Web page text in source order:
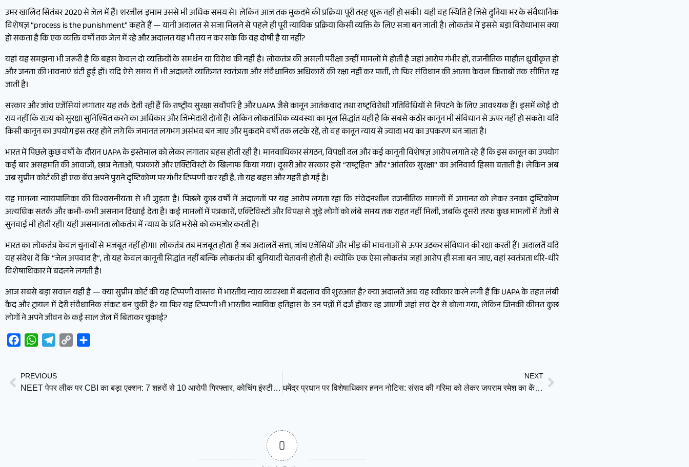
उमर खालिद सितंबर 2020 से जेल में हैं। शरजील इमाम उससे भी अधिक समय से। लेकिन आज तक मुकदमे की प्रक्रिया पूरी तरह शुरू नहीं हो सकी। यही वह स्थिति है जिसे दुनिया भर के संवैधानिक
विशेषज्ञ “process is the punishment” कहते हैं — यानी अदालत से सजा मिलने से पहले ही पूरी न्यायिक प्रक्रिया किसी व्यक्ति के लिए सजा बन जाती है। लोकतंत्र में इससे बड़ा विरोधाभास क्या
हो सकता है कि एक व्यक्ति वर्षों तक जेल में रहे और अदालत यह भी तय न कर सके कि वह दोषी है या नहीं?
यहां यह समझना भी जरूरी है कि बहस केवल दो व्यक्तियों के समर्थन या विरोध की नहीं है। लोकतंत्र की असली परीक्षा उन्हीं मामलों में होती है जहां आरोप गंभीर हों, राजनीतिक माहौल ध्रुवीकृत हो
और जनता की भावनाएं बंटी हुई हों। यदि ऐसे समय में भी अदालतें व्यक्तिगत स्वतंत्रता और संवैधानिक अधिकारों की रक्षा नहीं कर पातीं, तो फिर संविधान की आत्मा केवल किताबों तक सीमित रह
जाती है।
सरकार और जांच एजेंसियां लगातार यह तर्क देती रही हैं कि राष्ट्रीय सुरक्षा सर्वोपरि है और UAPA जैसे कानून आतंकवाद तथा राष्ट्रविरोधी गतिविधियों से निपटने के लिए आवश्यक हैं। इसमें कोई दो
राय नहीं कि राज्य को सुरक्षा सुनिश्चित करने का अधिकार और जिम्मेदारी दोनों हैं। लेकिन लोकतांत्रिक व्यवस्था का मूल सिद्धांत यही है कि सबसे कठोर कानून भी संविधान से ऊपर नहीं हो सकते। यदि
किसी कानून का उपयोग इस तरह होने लगे कि जमानत लगभग असंभव बन जाए और मुकदमे वर्षों तक लटके रहें, तो वह कानून न्याय से ज्यादा भय का उपकरण बन जाता है।
भारत में पिछले कुछ वर्षों के दौरान UAPA के इस्तेमाल को लेकर लगातार बहस होती रही है। मानवाधिकार संगठन, विपक्षी दल और कई कानूनी विशेषज्ञ आरोप लगाते रहे हैं कि इस कानून का उपयोग
कई बार असहमति की आवाजों, छात्र नेताओं, पत्रकारों और एक्टिविस्टों के खिलाफ किया गया। दूसरी ओर सरकार इसे “राष्ट्रहित” और “आंतरिक सुरक्षा” का अनिवार्य हिस्सा बताती है। लेकिन अब
जब सुप्रीम कोर्ट की ही एक बेंच अपने पुराने दृष्टिकोण पर गंभीर टिप्पणी कर रही है, तो यह बहस और गहरी हो गई है।
यह मामला न्यायपालिका की विश्वसनीयता से भी जुड़ता है। पिछले कुछ वर्षों में अदालतों पर यह आरोप लगता रहा कि संवेदनशील राजनीतिक मामलों में जमानत को लेकर उनका दृष्टिकोण
अत्यधिक सतर्क और कभी-कभी असमान दिखाई देता है। कई मामलों में पत्रकारों, एक्टिविस्टों और विपक्ष से जुड़े लोगों को लंबे समय तक राहत नहीं मिली, जबकि दूसरी तरफ कुछ मामलों में तेजी से
सुनवाई भी होती रही। यही असमानता लोकतंत्र में न्याय के प्रति भरोसे को कमजोर करती है।
भारत का लोकतंत्र केवल चुनावों से मजबूत नहीं होगा। लोकतंत्र तब मजबूत होता है जब अदालतें सत्ता, जांच एजेंसियों और भीड़ की भावनाओं से ऊपर उठकर संविधान की रक्षा करती हैं। अदालतें यदि
यह संदेश दें कि “जेल अपवाद है”, तो यह केवल कानूनी सिद्धांत नहीं बल्कि लोकतंत्र की बुनियादी चेतावनी होती है। क्योंकि एक ऐसा लोकतंत्र जहां आरोप ही सजा बन जाए, वहां स्वतंत्रता धीरे-धीरे
विशेषाधिकार में बदलने लगती है।
आज सबसे बड़ा सवाल यही है — क्या सुप्रीम कोर्ट की यह टिप्पणी वास्तव में भारतीय न्याय व्यवस्था में बदलाव की शुरुआत है? क्या अदालतें अब यह स्वीकार करने लगी हैं कि UAPA के तहत लंबी
कैद और ट्रायल में देरी संवैधानिक संकट बन चुकी है? या फिर यह टिप्पणी भी भारतीय न्यायिक इतिहास के उन पन्नों में दर्ज होकर रह जाएगी जहां सच देर से बोला गया, लेकिन जिनकी कीमत कुछ
लोगों ने अपने जीवन के कई साल जेल में बिताकर चुकाई?
FacebookWhatsAppTelegram
Copy
PREVIOUS
NEET पेपर लीक पर CBI का बड़ा एक्शन: 7 शहरों से 10 आरोपी गिरफ्तार, कोचिंग इंस्टीट्यूट मालिक भी पकड़ा गया
NEXT
धमेंद्र प्रधान पर विशेषाधिकार हनन नोटिस: संसद की गरिमा को लेकर जयराम रमेश का केंद्र सरकार पर बड़ा हमला
0